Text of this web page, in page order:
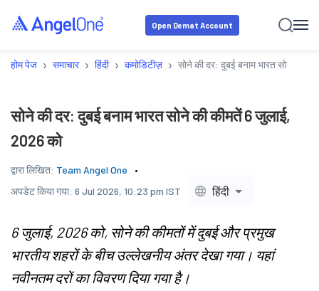
Open Demat Account
होम पेज › समाचार › हिंदी › कमोडिटीज़ › सोने की दर: दुबई बनाम भारत सोने की
सोने की दर: दुबई बनाम भारत सोने की कीमतें 6 जुलाई,
2026 को
द्वारा लिखित: Team Angel One
अपडेट किया गया: 6 Jul 2026, 10:23 pm IST हिंदी
6 जुलाई, 2026 को, सोने की कीमतों में दुबई और प्रमुख
भारतीय शहरों के बीच उल्लेखनीय अंतर देखा गया। यहां
नवीनतम दरों का विवरण दिया गया है।